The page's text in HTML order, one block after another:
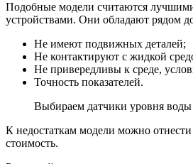
Подобные модели считаются
устройствами. Они обладают рядом
Не имеют подвижных деталей;
Не контактируют с жидкой
Не привередливы к среде,
Точность показателей.
Выбираем датчики уровня
К недостаткам модели можно
стоимость.